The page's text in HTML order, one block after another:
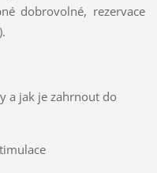
dobrovolné, rezervace
a jak je zahrnout do